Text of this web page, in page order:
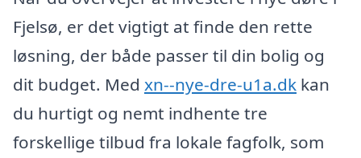
Fjelsø, er det vigtigt at finde den rette
løsning, der både passer til din bolig og
dit budget. Med xn--nye-dre-u1a.dk kan
du hurtigt og nemt indhente tre
forskellige tilbud fra lokale fagfolk, som